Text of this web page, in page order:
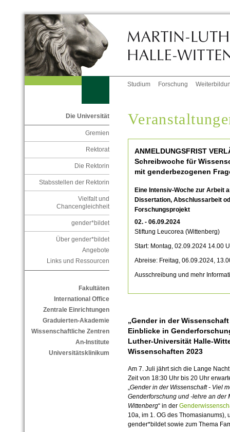
Studium Forschung
Die Universität
Gremien
Rektorat
Die Rektorin
Stabsstellen der Rektorin
Vielfalt und
Chancengleichheit
gender*bildet
Über gender*bildet
Angebote
Links und Ressourcen
Fakultäten
International Office
Zentrale Einrichtungen
Graduierten-Akademie
Wissenschaftliche Zentren
An-Institute
Universitätsklinikum
ANMELDUNGSFRIST
Schreibwoche für
mit genderbezogenen
Eine Intensiv-Woche zur Arbeit
Dissertation, Abschlussarbeit
Forschungsprojekt
02. - 06.09.2024
Stiftung Leucorea (Wittenberg)
Start: Montag, 02.09.2024 14.00
Abreise: Freitag, 06.09.2024,
Ausschreibung und mehr
„Gender in der
Einblicke in
Luther-Universität Halle-
Wissenschaften 2023
Am 7. Juli jährt sich die Lange
Zeit von 18:30 Uhr bis 20 Uhr
„Gender in der Wissenschaft - Viel
Genderforschung und -lehre an der
Wittenberg“ in der
10a, im 1. OG des
gender*bildet sowie zum Thema